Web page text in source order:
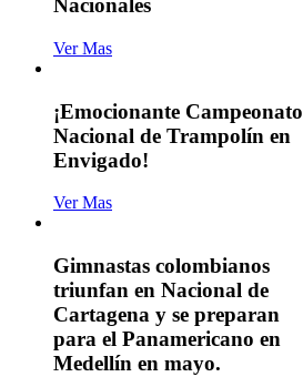
Nacionales
Ver Mas
¡Emocionante Campeonato
Nacional de Trampolín en
Envigado!
Ver Mas
Gimnastas colombianos
triunfan en Nacional de
Cartagena y se preparan
para el Panamericano en
Medellín en mayo.